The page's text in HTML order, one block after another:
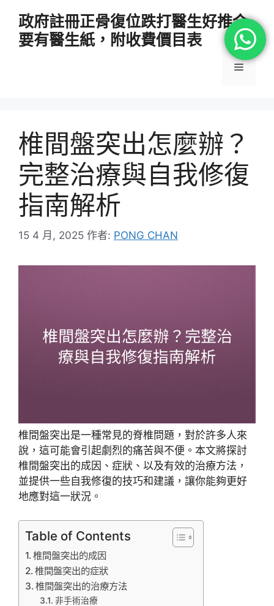
政府註冊正骨復位跌打醫生好推介
要有醫生紙，附收費價目表
選
椎間盤突出怎麼辦？
完整治療與自我修復
指南解析
15 4 月, 2025 作者: PONG CHAN
椎間盤突出是一種常見的脊椎問題，對於許多人來
說，這可能會引起劇烈的痛苦與不便。本文將探討
椎間盤突出的成因、症狀、以及有效的治療方法，
並提供一些自我修復的技巧和建議，讓你能夠更好
地應對這一狀況。
Table of Contents
椎間盤突出的成因
椎間盤突出的症狀
椎間盤突出的治療方法
非手術治療